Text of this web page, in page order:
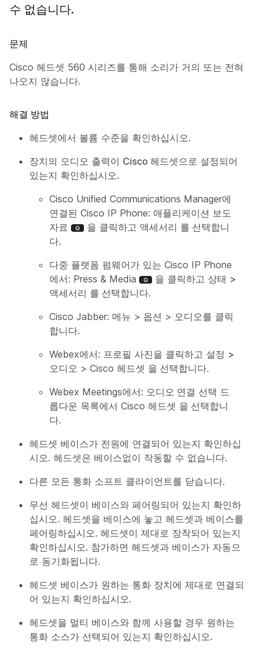
수 없습니다.
문제
Cisco 헤드셋 560 시리즈를 통해 소리가 거의 또는 전혀
나오지 않습니다.
해결 방법
헤드셋에서 볼륨 수준을 확인하십시오.
장치의 오디오 출력이 Cisco 헤드셋 으로 설정되어
있는지 확인하십시오.
Cisco Unified Communications Manager에
연결된 Cisco IP Phone: 애플리케이션 보도
자료
을 클릭하고 액세서리 를 선택합니
다.
다중 플랫폼 펌웨어가 있는 Cisco IP Phone
에서: Press & Media
을 클릭하고 상태 >
액세서리 를 선택합니다.
Cisco Jabber: 메뉴 > 옵션 > 오디오를 클릭
합니다.
Webex에서: 프로필 사진을 클릭하고 설정 >
오디오 > Cisco 헤드셋 을 선택합니다.
Webex Meetings에서: 오디오 연결 선택 드
롭다운 목록에서 Cisco 헤드셋 을 선택합니
다.
헤드셋 베이스가 전원에 연결되어 있는지 확인하십
시오. 헤드셋은 베이스없이 작동할 수 없습니다.
다른 모든 통화 소프트 클라이언트를 닫습니다.
무선 헤드셋이 베이스와 페어링되어 있는지 확인하
십시오. 헤드셋을 베이스에 놓고 헤드셋과 베이스를
페어링하십시오. 헤드셋이 제대로 장착되어 있는지
확인하십시오. 참가하면 헤드셋과 베이스가 자동으
로 동기화됩니다.
헤드셋 베이스가 원하는 통화 장치에 제대로 연결되
어 있는지 확인하십시오.
헤드셋을 멀티 베이스와 함께 사용할 경우 원하는
통화 소스가 선택되어 있는지 확인하십시오.